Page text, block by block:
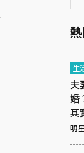
生
夫
婚
其
明